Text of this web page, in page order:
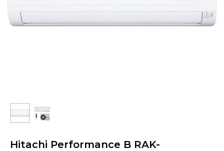
Hitachi Performance B RAK-